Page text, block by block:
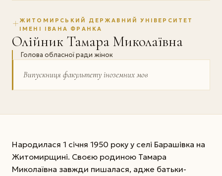
ЖИТОМИРСЬКИЙ ДЕРЖАВНИЙ УНІВЕРСИТЕТ
ІМЕНІ ІВАНА ФРАНКА
Олійник Тамара Миколаївна
Голова обласної ради жінок
Випускниця факультету іноземних мов
Народилася 1 січня 1950 року у селі Барашівка на
Житомирщині. Своєю родиною Тамара
Миколаївна завжди пишалася, адже батьки-